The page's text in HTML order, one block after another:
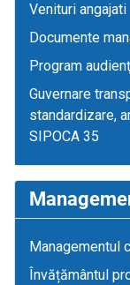
Venituri angajati
Documente
Program
Guvernare
standardizare,
SIPOCA 35
Managementul
Învățământul